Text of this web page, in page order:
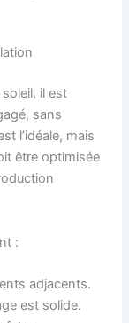
il est
sans
l’idéale, mais
être optimisée
:
adjacents.
est solide.